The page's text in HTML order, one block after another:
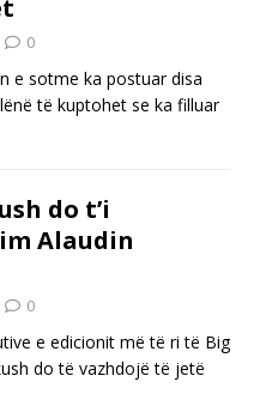
0
e sotme ka postuar disa
të kuptohet se ka filluar
do t’i
Alaudin
0
e edicionit më të ri të Big
do të vazhdojë të jetë